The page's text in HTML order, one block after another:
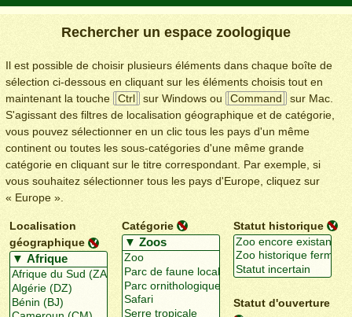
Rechercher un espace zoologique
Il est possible de choisir plusieurs éléments dans chaque boîte de
sélection ci-dessous en cliquant sur les éléments choisis tout en
maintenant la touche
Ctrl sur Windows ou Command
sur Mac.
S'agissant des filtres de localisation géographique et de catégorie,
vous pouvez sélectionner en un clic tous les pays d'un même
continent ou toutes les sous-catégories d'une même grande
catégorie en cliquant sur le titre correspondant. Par exemple, si
vous souhaitez sélectionner tous les pays d'Europe, cliquez sur
« Europe ».
Localisation
géographique
Catégorie Statut historique
Statut d'ouverture